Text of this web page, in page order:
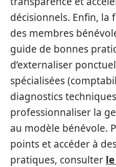
décisionnels. Enfin,
des membres
guide de bonnes
d’externaliser
spécialisées
diagnostics
professionnaliser la
au modèle bénévole.
points et accéder à
pratiques, consulter